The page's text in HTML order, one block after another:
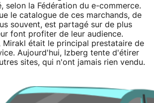
selon la Fédération du e-commerce.
le catalogue de ces marchands, de
souvent, est partagé sur de plus
font profiter de leur audience.
Mirakl était le principal prestataire de
Aujourd'hui, Izberg tente d'étirer
sites, qui n'ont jamais rien vendu.